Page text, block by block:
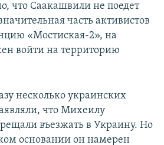
что Саакашвили не поедет
часть активистов
«Мостиская-2», на
войти на территорию
несколько украинских
что Михеилу
въезжать в Украину. Но
основании он намерен